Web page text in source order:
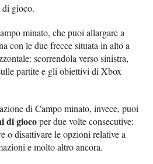
di gioco.
minato, che puoi allargare a
con le due frecce situata in alto a
scorrendola verso sinistra,
partite e gli obiettivi di Xbox
di Campo minato, invece, puoi
di giocoper due volte consecutive:
o disattivare le opzioni relative a
e molto altro ancora.